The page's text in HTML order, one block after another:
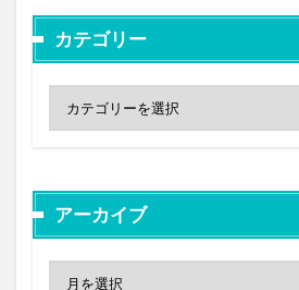
カテゴリー
アーカイブ